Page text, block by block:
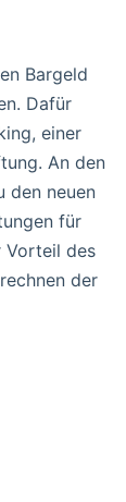
Bargeld
Dafür
einer
An den
den neuen
für
Vorteil des
der